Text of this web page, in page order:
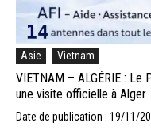
Asie Vietnam
VIETNAM – ALGÉRIE :
une visite officielle à Alger
Date de publication : 19/11/